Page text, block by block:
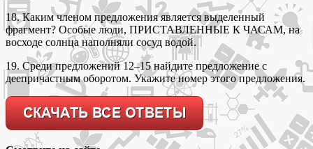
18. Каким членом предложения является выделенный
фрагмент? Особые люди, ПРИСТАВЛЕННЫЕ К ЧАСАМ, на
восходе солнца наполняли сосуд водой.
19. Среди предложений 12–15 найдите предложение с
деепричастным оборотом. Укажите номер этого предложения.